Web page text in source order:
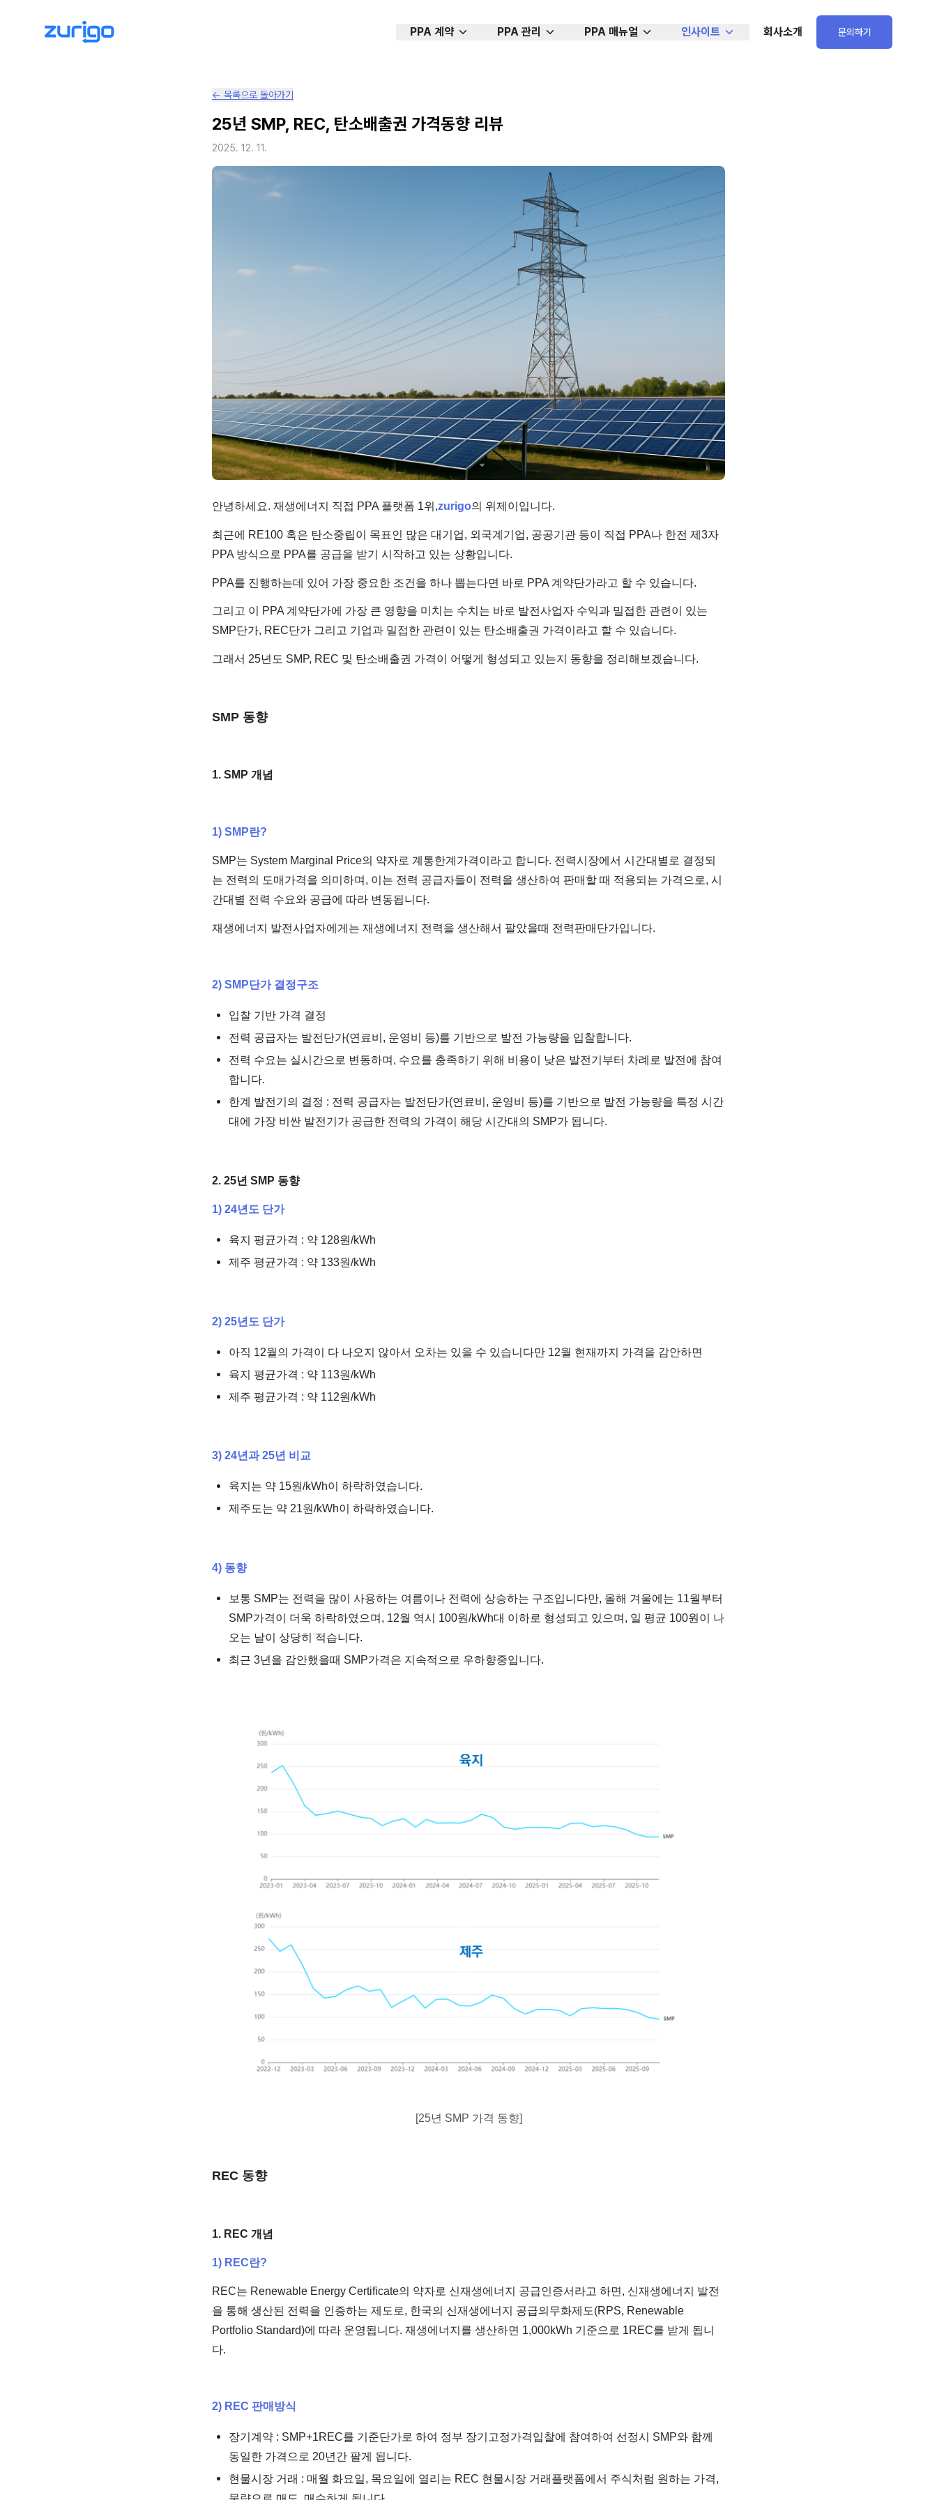
PPA 계약 PPA 관리 PPA 매뉴얼 인사이트 회사소개 문의하기
← 목록으로 돌아가기
25년 SMP, REC, 탄소배출권 가격동향 리뷰
2025. 12. 11.
안녕하세요. 재생에너지 직접 PPA 플랫폼 1위,zurigo의 위제이입니다.
최근에 RE100 혹은 탄소중립이 목표인 많은 대기업, 외국계기업, 공공기관 등이 직접 PPA나 한전 제3자
PPA 방식으로 PPA를 공급을 받기 시작하고 있는 상황입니다.
PPA를 진행하는데 있어 가장 중요한 조건을 하나 뽑는다면 바로 PPA 계약단가라고 할 수 있습니다.
그리고 이 PPA 계약단가에 가장 큰 영향을 미치는 수치는 바로 발전사업자 수익과 밀접한 관련이 있는
SMP단가, REC단가 그리고 기업과 밀접한 관련이 있는 탄소배출권 가격이라고 할 수 있습니다.
그래서 25년도 SMP, REC 및 탄소배출권 가격이 어떻게 형성되고 있는지 동향을 정리해보겠습니다.
SMP 동향
1. SMP 개념
1) SMP란?
SMP는 System Marginal Price의 약자로 계통한계가격이라고 합니다. 전력시장에서 시간대별로 결정되
는 전력의 도매가격을 의미하며, 이는 전력 공급자들이 전력을 생산하여 판매할 때 적용되는 가격으로, 시
간대별 전력 수요와 공급에 따라 변동됩니다.
재생에너지 발전사업자에게는 재생에너지 전력을 생산해서 팔았을때 전력판매단가입니다.
2) SMP단가 결정구조
입찰 기반 가격 결정
전력 공급자는 발전단가(연료비, 운영비 등)를 기반으로 발전 가능량을 입찰합니다.
전력 수요는 실시간으로 변동하며, 수요를 충족하기 위해 비용이 낮은 발전기부터 차례로 발전에 참여
합니다.
한계 발전기의 결정 : 전력 공급자는 발전단가(연료비, 운영비 등)를 기반으로 발전 가능량을 특정 시간
대에 가장 비싼 발전기가 공급한 전력의 가격이 해당 시간대의 SMP가 됩니다.
2. 25년 SMP 동향
1) 24년도 단가
육지 평균가격 : 약 128원/kWh
제주 평균가격 : 약 133원/kWh
2) 25년도 단가
아직 12월의 가격이 다 나오지 않아서 오차는 있을 수 있습니다만 12월 현재까지 가격을 감안하면
육지 평균가격 : 약 113원/kWh
제주 평균가격 : 약 112원/kWh
3) 24년과 25년 비교
육지는 약 15원/kWh이 하락하였습니다.
제주도는 약 21원/kWh이 하락하였습니다.
4) 동향
보통 SMP는 전력을 많이 사용하는 여름이나 전력에 상승하는 구조입니다만, 올해 겨울에는 11월부터
SMP가격이 더욱 하락하였으며, 12월 역시 100원/kWh대 이하로 형성되고 있으며, 일 평균 100원이 나
오는 날이 상당히 적습니다.
최근 3년을 감안했을때 SMP가격은 지속적으로 우하향중입니다.
[25년 SMP 가격 동향]
REC 동향
1. REC 개념
1) REC란?
REC는 Renewable Energy Certificate의 약자로 신재생에너지 공급인증서라고 하면, 신재생에너지 발전
을 통해 생산된 전력을 인증하는 제도로, 한국의 신재생에너지 공급의무화제도(RPS, Renewable
Portfolio Standard)에 따라 운영됩니다. 재생에너지를 생산하면 1,000kWh 기준으로 1REC를 받게 됩니
다.
2) REC 판매방식
장기계약 : SMP+1REC를 기준단가로 하여 정부 장기고정가격입찰에 참여하여 선정시 SMP와 함께
동일한 가격으로 20년간 팔게 됩니다.
현물시장 거래 : 매월 화요일, 목요일에 열리는 REC 현물시장 거래플랫폼에서 주식처럼 원하는 가격,